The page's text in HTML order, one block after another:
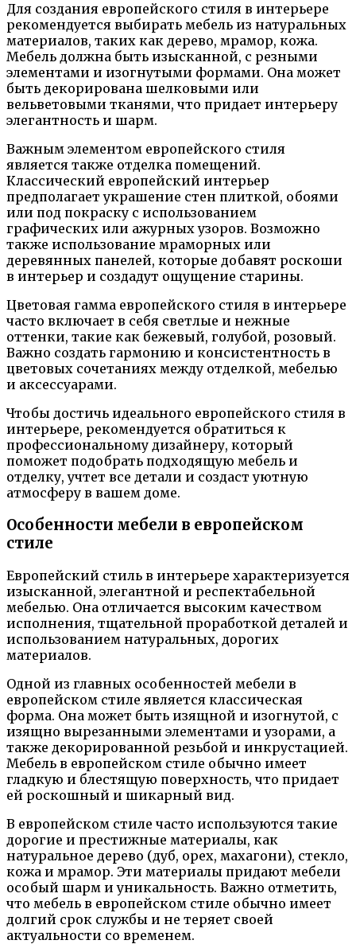
Для создания европейского стиля в интерьере
рекомендуется выбирать мебель из натуральных
материалов, таких как дерево, мрамор, кожа.
Мебель должна быть изысканной, с резными
элементами и изогнутыми формами. Она может
быть декорирована шелковыми или
вельветовыми тканями, что придает интерьеру
элегантность и шарм.
Важным элементом европейского стиля
является также отделка помещений.
Классический европейский интерьер
предполагает украшение стен плиткой, обоями
или под покраску с использованием
графических или ажурных узоров. Возможно
также использование мраморных или
деревянных панелей, которые добавят роскоши
в интерьер и создадут ощущение старины.
Цветовая гамма европейского стиля в интерьере
часто включает в себя светлые и нежные
оттенки, такие как бежевый, голубой, розовый.
Важно создать гармонию и консистентность в
цветовых сочетаниях между отделкой, мебелью
и аксессуарами.
Чтобы достичь идеального европейского стиля в
интерьере, рекомендуется обратиться к
профессиональному дизайнеру, который
поможет подобрать подходящую мебель и
отделку, учтет все детали и создаст уютную
атмосферу в вашем доме.
Особенности мебели в европейском
стиле
Европейский стиль в интерьере характеризуется
изысканной, элегантной и респектабельной
мебелью. Она отличается высоким качеством
исполнения, тщательной проработкой деталей и
использованием натуральных, дорогих
материалов.
Одной из главных особенностей мебели в
европейском стиле является классическая
форма. Она может быть изящной и изогнутой, с
изящно вырезанными элементами и узорами, а
также декорированной резьбой и инкрустацией.
Мебель в европейском стиле обычно имеет
гладкую и блестящую поверхность, что придает
ей роскошный и шикарный вид.
В европейском стиле часто используются такие
дорогие и престижные материалы, как
натуральное дерево (дуб, орех, махагони), стекло,
кожа и мрамор. Эти материалы придают мебели
особый шарм и уникальность. Важно отметить,
что мебель в европейском стиле обычно имеет
долгий срок службы и не теряет своей
актуальности со временем.